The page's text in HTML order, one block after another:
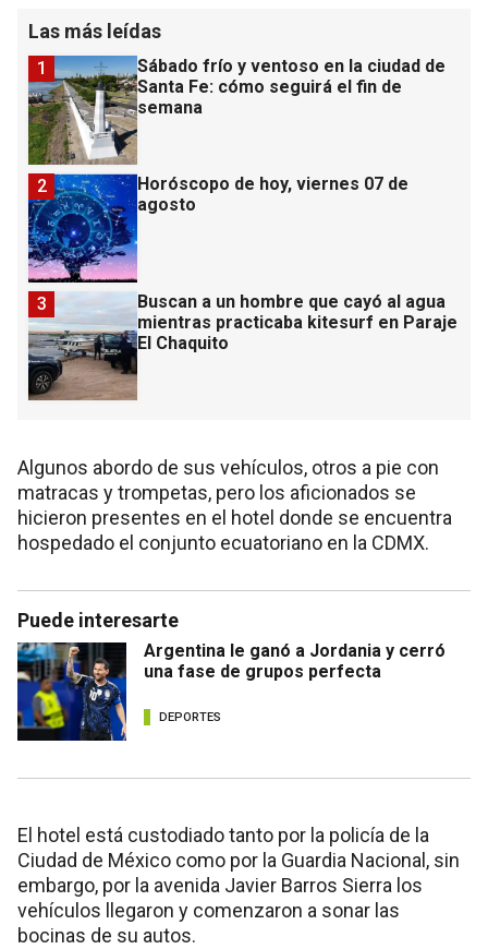
Las más leídas
Sábado frío y ventoso en la ciudad de
Santa Fe: cómo seguirá el fin de
semana
1
Horóscopo de hoy, viernes 07 de
agosto
2
Buscan a un hombre que cayó al agua
mientras practicaba kitesurf en Paraje
El Chaquito
3
Algunos abordo de sus vehículos, otros a pie con
matracas y trompetas, pero los aficionados se
hicieron presentes en el hotel donde se encuentra
hospedado el conjunto ecuatoriano en la CDMX.
Puede interesarte
Argentina le ganó a Jordania y cerró
una fase de grupos perfecta
DEPORTES
El hotel está custodiado tanto por la policía de la
Ciudad de México como por la Guardia Nacional, sin
embargo, por la avenida Javier Barros Sierra los
vehículos llegaron y comenzaron a sonar las
bocinas de su autos.